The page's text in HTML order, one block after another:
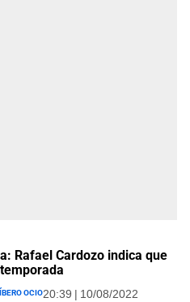
Rafael Cardozo indica que
Ocio20:39 | 10/08/2022